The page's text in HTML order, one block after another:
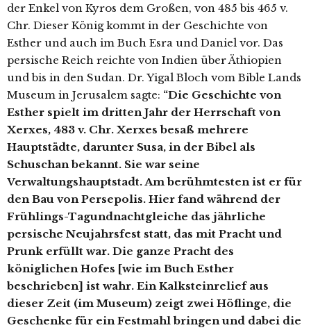
der Enkel von Kyros dem Großen, von 485 bis 465 v.
Chr. Dieser König kommt in der Geschichte von
Esther und auch im Buch Esra und Daniel vor. Das
persische Reich reichte von Indien über Äthiopien
und bis in den Sudan. Dr. Yigal Bloch vom Bible Lands
Museum in Jerusalem sagte: “Die Geschichte von
Esther spielt im dritten Jahr der Herrschaft von
Xerxes, 483 v. Chr. Xerxes besaß mehrere
Hauptstädte, darunter Susa, in der Bibel als
Schuschan bekannt. Sie war seine
Verwaltungshauptstadt. Am berühmtesten ist er für
den Bau von Persepolis. Hier fand während der
Frühlings-Tagundnachtgleiche das jährliche
persische Neujahrsfest statt, das mit Pracht und
Prunk erfüllt war. Die ganze Pracht des
königlichen Hofes [wie im Buch Esther
beschrieben] ist wahr. Ein Kalksteinrelief aus
dieser Zeit (im Museum) zeigt zwei Höflinge, die
Geschenke für ein Festmahl bringen und dabei die